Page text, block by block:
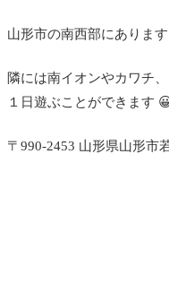
山形市の南西部にあります
隣には南イオンやカワチ
１日遊ぶことができます
〒990-2453 山形県山形市